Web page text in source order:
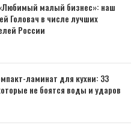
малый бизнес»: наш
Головач в числе лучших
России
ламинат для кухни: 33
не боятся воды и ударов